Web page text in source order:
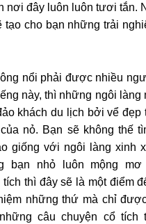
nơi đây luôn luôn tươi tắn.
tạo cho bạn những trải
nổi phải được nhiều
này, thì những ngôi làng
khách du lịch bởi vể đẹp
nỏ. Bạn sẽ không thế
giống với ngôi làng xinh
bạn nhỏ luôn mộng
tích thì đây sẽ là một điểm
những thứ mà chỉ
câu chuyện cổ